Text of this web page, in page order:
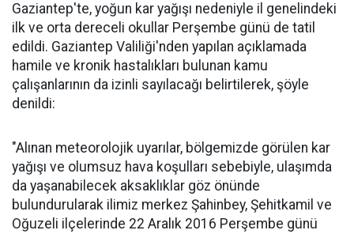
Gaziantep'te, yoğun kar yağışı nedeniyle il genelindeki
ilk ve orta dereceli okullar Perşembe günü de tatil
edildi. Gaziantep Valiliği'nden yapılan açıklamada
hamile ve kronik hastalıkları bulunan kamu
çalışanlarının da izinli sayılacağı belirtilerek, şöyle
denildi:
"Alınan meteorolojik uyarılar, bölgemizde görülen kar
yağışı ve olumsuz hava koşulları sebebiyle, ulaşımda
da yaşanabilecek aksaklıklar göz önünde
bulundurularak ilimiz merkez Şahinbey, Şehitkamil ve
Oğuzeli ilçelerinde 22 Aralık 2016 Perşembe günü